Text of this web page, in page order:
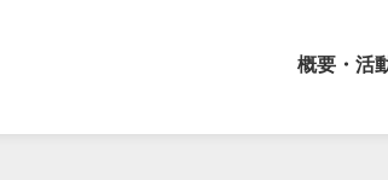
概要・活